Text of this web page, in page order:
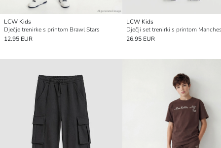
LCW Kids
Dječje trenirke s printom Brawl Stars
12.95 EUR
LCW Kids
26.95 EUR